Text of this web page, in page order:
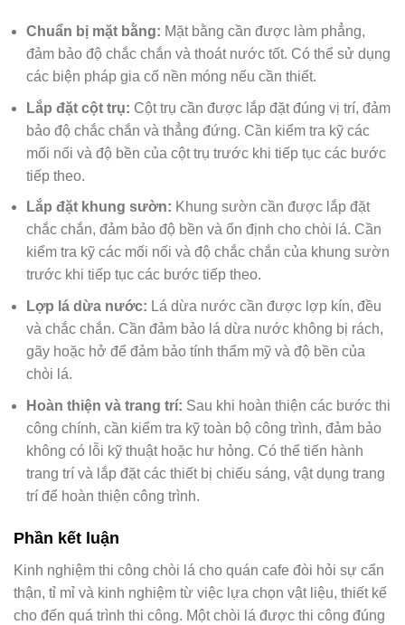
Chuẩn bị mặt bằng: Mặt bằng cần được làm phẳng,
đảm bảo độ chắc chắn và thoát nước tốt. Có thể sử dụng
các biện pháp gia cố nền móng nếu cần thiết.
Lắp đặt cột trụ: Cột trụ cần được lắp đặt đúng vị trí, đảm
bảo độ chắc chắn và thẳng đứng. Cần kiểm tra kỹ các
mối nối và độ bền của cột trụ trước khi tiếp tục các bước
tiếp theo.
Lắp đặt khung sườn: Khung sườn cần được lắp đặt
chắc chắn, đảm bảo độ bền và ổn định cho chòi lá. Cần
kiểm tra kỹ các mối nối và độ chắc chắn của khung sườn
trước khi tiếp tục các bước tiếp theo.
Lợp lá dừa nước: Lá dừa nước cần được lợp kín, đều
và chắc chắn. Cần đảm bảo lá dừa nước không bị rách,
gãy hoặc hở để đảm bảo tính thẩm mỹ và độ bền của
chòi lá.
Hoàn thiện và trang trí: Sau khi hoàn thiện các bước thi
công chính, cần kiểm tra kỹ toàn bộ công trình, đảm bảo
không có lỗi kỹ thuật hoặc hư hỏng. Có thể tiến hành
trang trí và lắp đặt các thiết bị chiếu sáng, vật dụng trang
trí để hoàn thiện công trình.
Phần kết luận
Kinh nghiệm thi công chòi lá cho quán cafe đòi hỏi sự cẩn
thận, tỉ mỉ và kinh nghiệm từ việc lựa chọn vật liệu, thiết kế
cho đến quá trình thi công. Một chòi lá được thi công đúng